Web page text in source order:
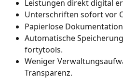
Leistungen direkt digital
Unterschriften sofort vor
Papierlose
Automatische
fortytools.
Weniger
Transparenz.